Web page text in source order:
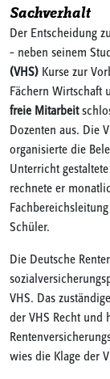
Sachverhalt
Der Entscheidung
– neben seinem
(VHS) Kurse zur
Fächern Wirtschaft
freie Mitarbeit
Dozenten aus. Die
organisierte die
Unterricht
rechnete er
Schüler.
Die Deutsche
VHS. Das
der VHS Recht und
wies die Klage der